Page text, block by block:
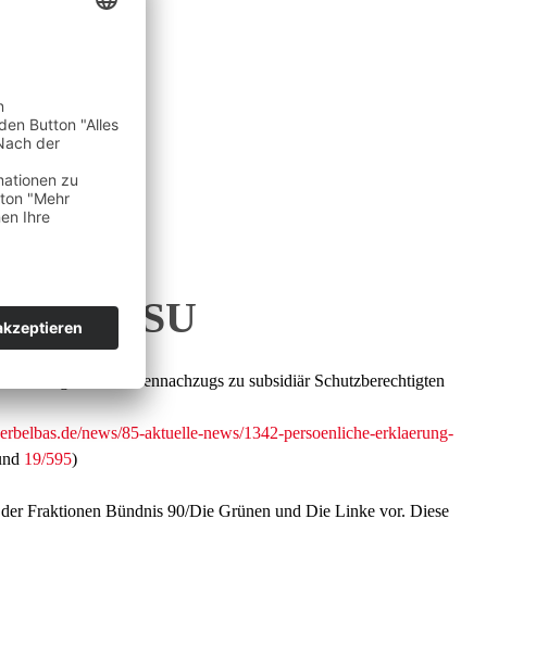
CSU
des Familiennachzugs zu subsidiär Schutzberechtigten
news/85-aktuelle-news/1342-persoenliche-erklaerung-
19/595)
Fraktionen Bündnis 90/Die Grünen und Die Linke vor. Diese